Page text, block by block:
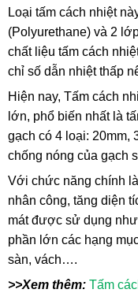
Loại tấm cách nhiệt
(Polyurethane) và 2
chất liệu tấm cách
chỉ số dẫn nhiệt thấp
Hiện nay, Tấm cách
lớn, phổ biến nhất là
gạch có 4 loại: 20mm,
chống nóng của gạch
Với chức năng chính
nhân công, tăng diện
mát được sử dụng
phần lớn các hạng
sàn, vách….
>>Xem thêm: Tấm